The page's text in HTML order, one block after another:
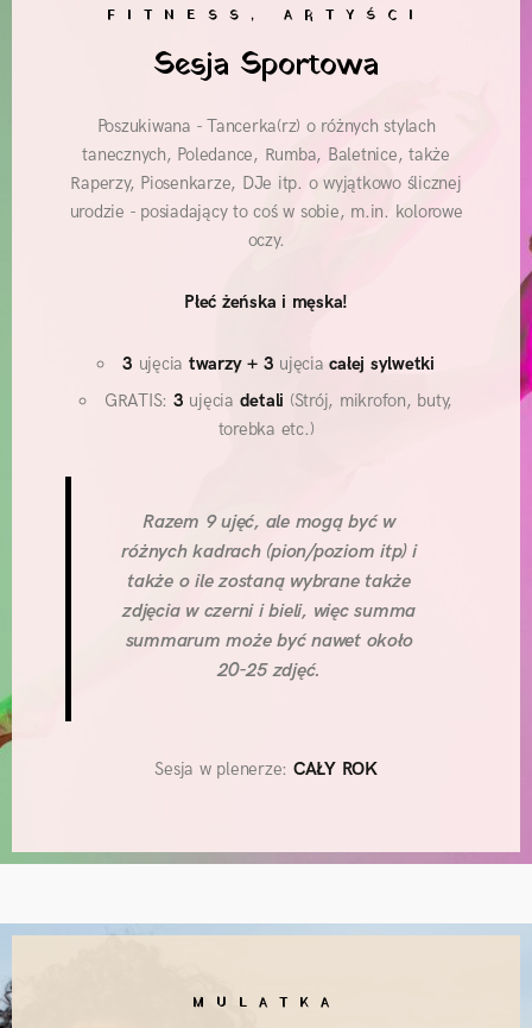
FITNESS, ARTYŚCI
Sesja Sportowa
Poszukiwana - Tancerka(rz) o różnych stylach
tanecznych, Poledance, Rumba, Baletnice, także
Raperzy, Piosenkarze, DJe itp. o wyjątkowo ślicznej
urodzie - posiadający to coś w sobie, m.in. kolorowe
oczy.
Płeć żeńska i męska!
3 ujęcia twarzy + 3 ujęciacałej sylwetki
GRATIS: 3 ujęcia detali (Strój, mikrofon, buty,
torebka etc.)
Razem 9 ujęć, ale mogą być w
różnych kadrach (pion/poziom itp) i
także o ile zostaną wybrane także
zdjęcia w czerni i bieli, więc summa
summarum może być nawet około
20-25 zdjęć.
Sesja w plenerze: CAŁY ROK
MULATKA